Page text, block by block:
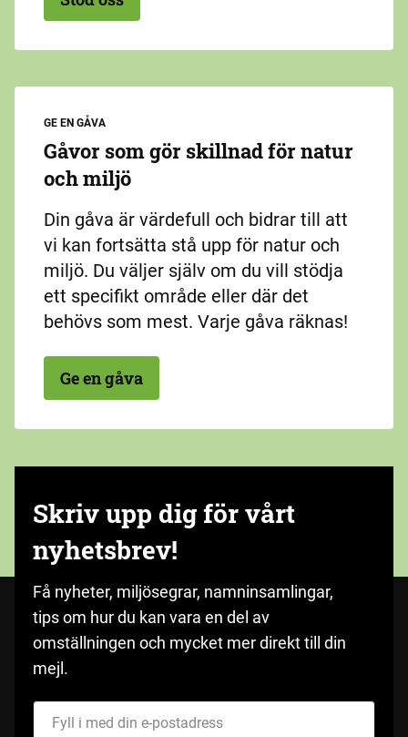
GE EN GÅVA
Gåvor som gör skillnad för natur
och miljö
Din gåva är värdefull och bidrar till att
vi kan fortsätta stå upp för natur och
miljö. Du väljer själv om du vill stödja
ett specifikt område eller där det
behövs som mest. Varje gåva räknas!
Ge en gåva
Skriv upp dig för vårt
nyhetsbrev!
Få nyheter, miljösegrar, namninsamlingar,
tips om hur du kan vara en del av
omställningen och mycket mer direkt till din
mejl.